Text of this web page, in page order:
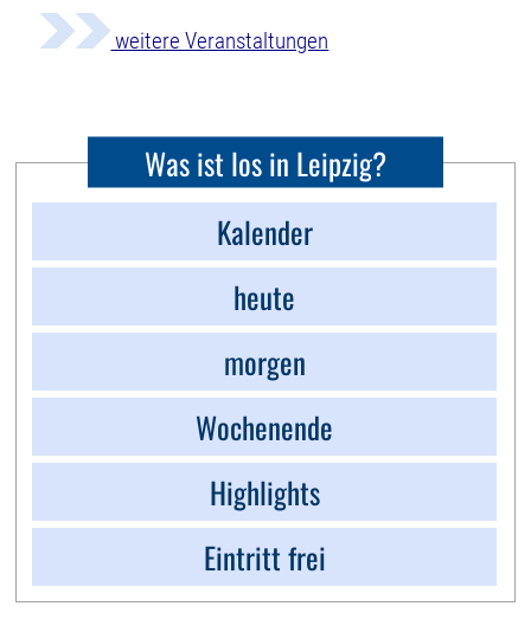
weitere Veranstaltungen
Was ist los in Leipzig?
Kalender
heute
morgen
Wochenende
Highlights
Eintritt frei